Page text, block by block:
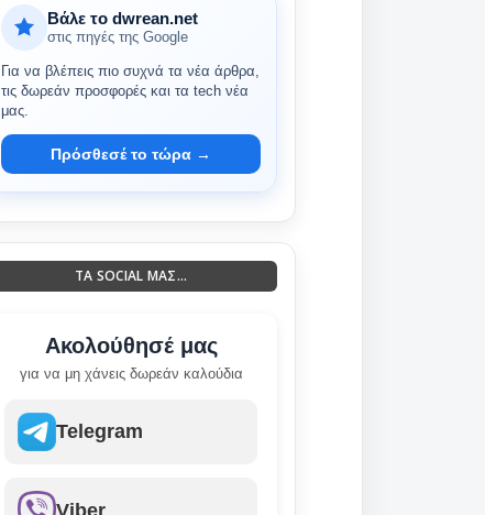
Βάλε το dwrean.net
στις πηγές της Google
Για να βλέπεις πιο συχνά τα νέα άρθρα,
τις δωρεάν προσφορές και τα tech νέα
μας.
Πρόσθεσέ το τώρα →
ΤΑ SOCIAL ΜΑΣ...
Ακολούθησέ μας
για να μη χάνεις δωρεάν καλούδια
Telegram
Viber